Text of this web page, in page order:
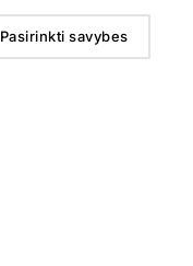
Pasirinkti savybes